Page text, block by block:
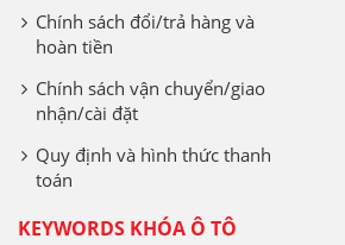
Chính sách đổi/trả hàng và
hoàn tiền
Chính sách vận chuyển/giao
nhận/cài đặt
Quy định và hình thức thanh
toán
KEYWORDS KHÓA Ô TÔ